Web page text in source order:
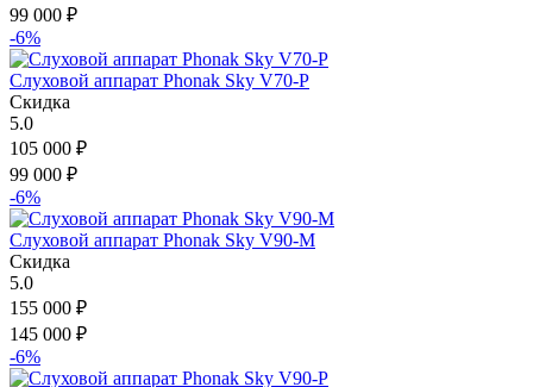
99 000 ₽
-6%
Слуховой аппарат Phonak Sky V70-P
Скидка
5.0
105 000 ₽
99 000 ₽
-6%
Слуховой аппарат Phonak Sky V90-M
Скидка
5.0
155 000 ₽
145 000 ₽
-6%